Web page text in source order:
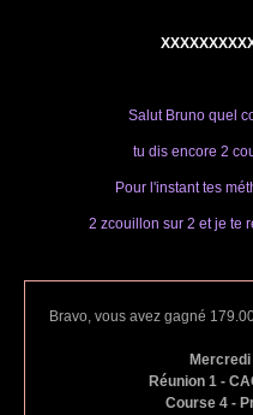
Salut Bruno quel
tu dis encore 2
Pour l'instant tes
2 zcouillon sur 2 et je te
Bravo, vous avez gagné
Réunion 1 -
Course 4 -